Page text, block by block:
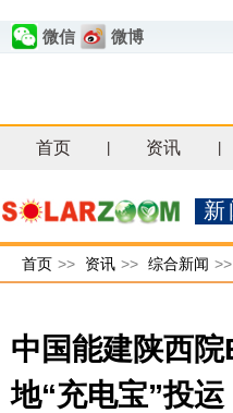
微信 微博
首页 资讯
新
首页 >> 资讯 >> 综合新闻 >>
中国能建陕西
地“充电宝”投运